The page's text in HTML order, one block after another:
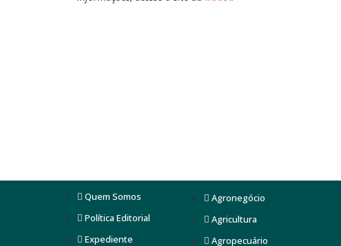
Quem Somos
Política Editorial
Expediente
Agronegócio
Agricultura
Agropecuário